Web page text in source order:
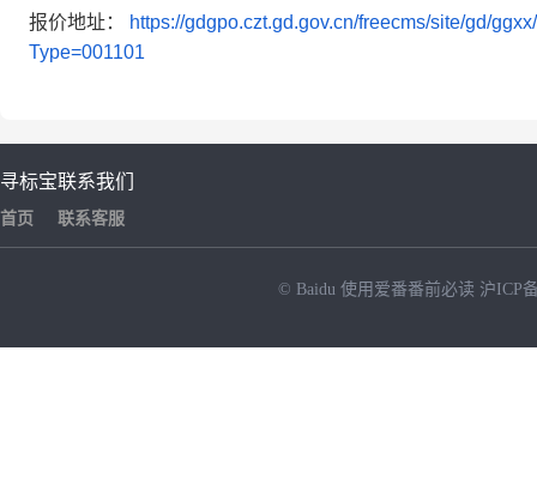
报价地址：
https://gdgpo.czt.gd.gov.cn/freecms/site/gd/
Type=001101
寻标宝
首页
联系我们
联系客服
© Baidu 使用爱番番前必读 沪ICP